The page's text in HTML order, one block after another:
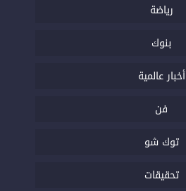
رياضة
بنوك
أخبار عالمية
فن
توك شو
تحقيقات